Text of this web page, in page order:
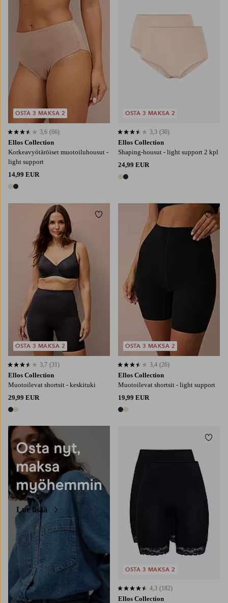
Ellos Collection
Korkeavyötäröiset muotoiluhousut -
light support
14,99 EUR
2 värejä
3,6 perustuen 66 arvosanaan
3,6 (66)
OSTA 3 MAKSA 2
50/52
Ellos Collection
Shaping-housut - light support 2 kpl
24,99 EUR
2 värejä
3,3 perustuen 30 arvosanaan
3,3 (30)
OSTA 3 MAKSA 2
Ellos Collection
Muotoilevat shortsit - keskituki
29,99 EUR
2 värejä
3,7 perustuen 31 arvosanaan
3,7 (31)
OSTA 3 MAKSA 2
Lisää suosikkeihin
Ellos Collection
Muotoilevat shortsit - light support
19,99 EUR
2 värejä
3,4 perustuen 26 arvosanaan
3,4 (26)
OSTA 3 MAKSA 2
XL
Lue lisää
Ellos Collection
4,3 perustuen 182 arvosanaan
4,3 (182)
OSTA 3 MAKSA 2